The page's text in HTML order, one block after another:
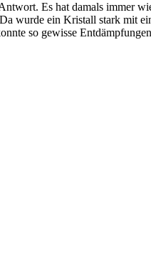
Es hat damals immer
wurde ein Kristall stark mit
so gewisse